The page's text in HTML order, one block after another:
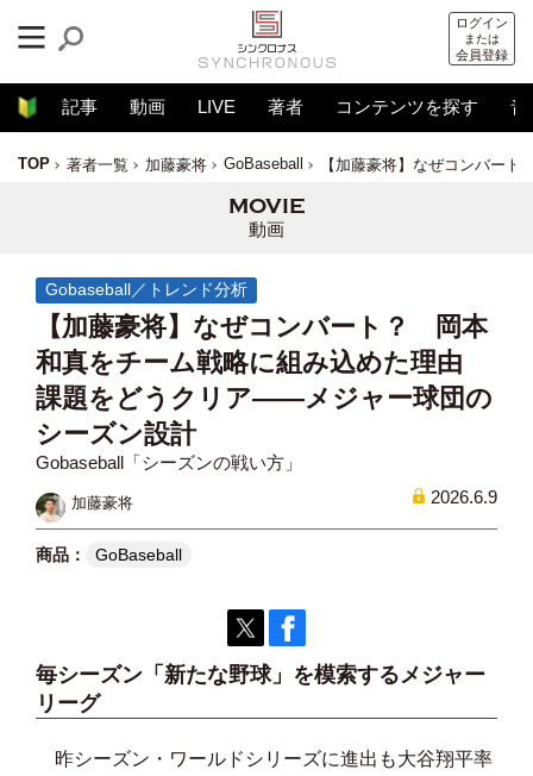
ログイン
または
会員登録
記事 動画 LIVE 著者 コンテンツを探す 音
TOP 著者一覧 加藤豪将 GoBaseball 【加藤豪将】なぜコンバー
動画
Gobaseball／トレンド分析
【加藤豪将】なぜコンバート？ 岡本
和真をチーム戦略に組み込めた理由
課題をどうクリア――メジャー球団の
シーズン設計
Gobaseball「シーズンの戦い方」
加藤豪将 2026.6.9
GoBaseball
毎シーズン「新たな野球」を模索するメジャー
リーグ
昨シーズン・ワールドシリーズに進出も大谷翔平率